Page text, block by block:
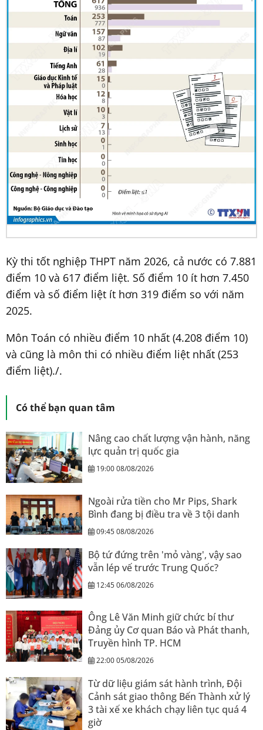
Kỳ thi tốt nghiệp THPT năm 2026, cả nước có 7.881
điểm 10 và 617 điểm liệt. Số điểm 10 ít hơn 7.450
điểm và số điểm liệt ít hơn 319 điểm so với năm
2025.
Môn Toán có nhiều điểm 10 nhất (4.208 điểm 10)
và cũng là môn thi có nhiều điểm liệt nhất (253
điểm liệt)./.
Có thể bạn quan tâm
Nâng cao chất lượng vận hành, năng
lực quản trị quốc gia
19:00 08/08/2026
Ngoài rửa tiền cho Mr Pips, Shark
Bình đang bị điều tra về 3 tội danh
09:45 08/08/2026
Bộ tứ đứng trên 'mỏ vàng', vậy sao
vẫn lép vế trước Trung Quốc?
12:45 06/08/2026
Ông Lê Văn Minh giữ chức bí thư
Đảng ủy Cơ quan Báo và Phát thanh,
Truyền hình TP. HCM
22:00 05/08/2026
Từ dữ liệu giám sát hành trình, Đội
Cảnh sát giao thông Bến Thành xử lý
3 tài xế xe khách chạy liên tục quá 4
giờ